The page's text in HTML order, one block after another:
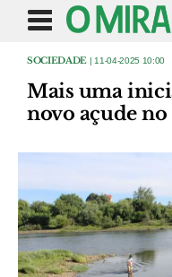
SOCIEDADE | 11-04-2025 10:00
Mais uma
novo açude